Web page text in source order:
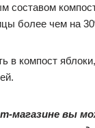
составом
более чем на
в компост
магазине вы